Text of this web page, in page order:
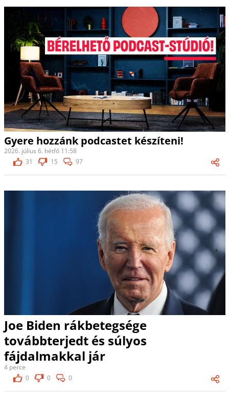
Gyere hozzánk podcastet készíteni!
2026. július 6. hétfő 11:58
31
15 97
Joe Biden rákbetegsége
továbbterjedt és súlyos
fájdalmakkal jár
4 perce
0
0 0